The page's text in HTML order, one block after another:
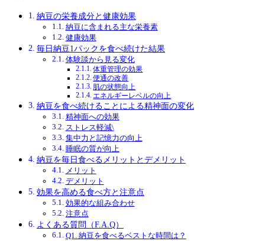
納豆の栄養成分と健康効果
納豆に含まれる主な栄養素
健康効果
毎日納豆1パックを食べ続けた結果
体験談から見る変化
体重管理の効果
便通の改善
肌の状態向上
エネルギーレベルの向上
納豆を食べ続けることによる精神面の変化
精神面への効果
ストレス軽減\
集中力と記憶力の向上
睡眠の質が向上
納豆を毎日食べるメリットとデメリット
メリット
デメリット
効果を高める食べ方と注意点
効果的な組み合わせ
注意点
よくある質問（F.A.Q）
Q1. 納豆を食べるベストな時間は？